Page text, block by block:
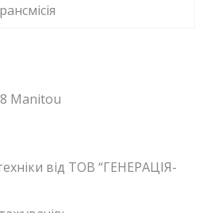
Manitou
від ТОВ “ГЕНЕРАЦІЯ-